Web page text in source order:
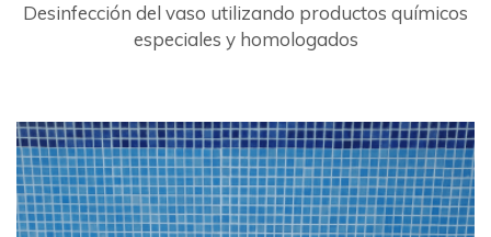
Desinfección del vaso utilizando productos químicos
especiales y homologados